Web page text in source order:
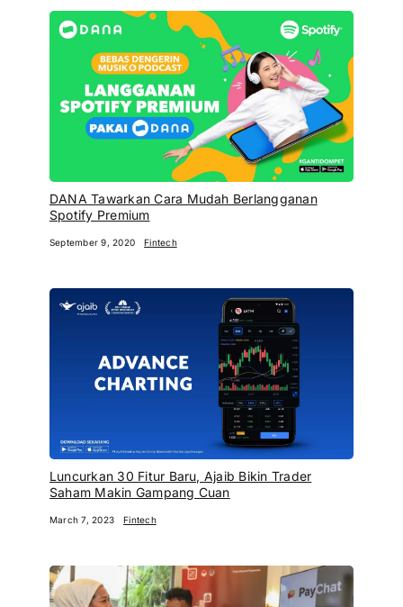
DANA Tawarkan Cara Mudah Berlangganan
Spotify Premium
September 9, 2020 Fintech
Luncurkan 30 Fitur Baru, Ajaib Bikin Trader
Saham Makin Gampang Cuan
March 7, 2023 Fintech